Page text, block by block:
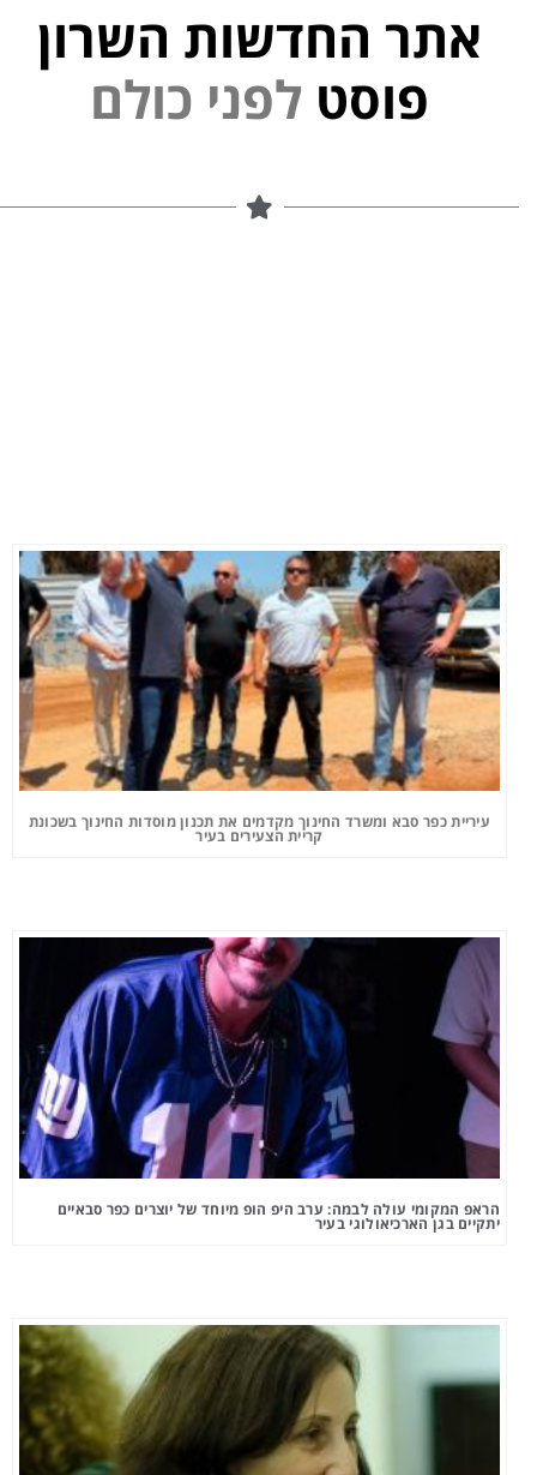
אתר החדשות השרון
פוסט
עיריית כפר סבא ומשרד החינוך מקדמים את תכנון מוסדות החינוך בשכונת
קריית הצעירים בעיר
הראפ המקומי עולה לבמה: ערב היפ הופ מיוחד של יוצרים כפר סבאיים
יתקיים בגן הארכיאולוגי בעיר